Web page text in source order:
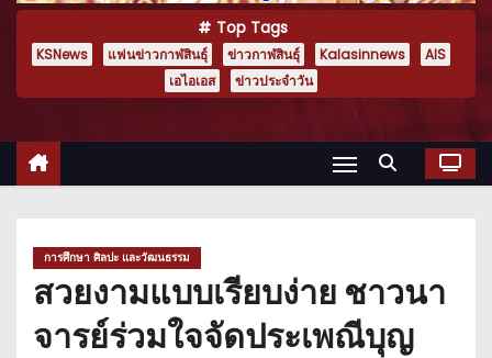
Top Tags
KSNews แฟนข่าวกาฬสินธุ์ ข่าวกาฬสินธุ์ Kalasinnews
AIS
เอไอเอส
ข่าวประจำวัน
การศึกษา ศิลปะ และวัฒนธรรม
สวยงามแบบเรียบง่าย ชาวนา
จารย์ร่วมใจจัดประเพณีบุญ